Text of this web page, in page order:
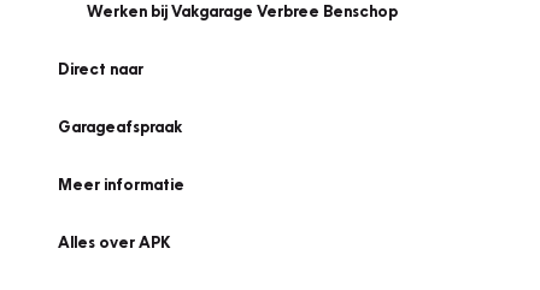
Werken bij Vakgarage Verbree Benschop
Direct naar
Garageafspraak
Meer informatie
Alles over APK